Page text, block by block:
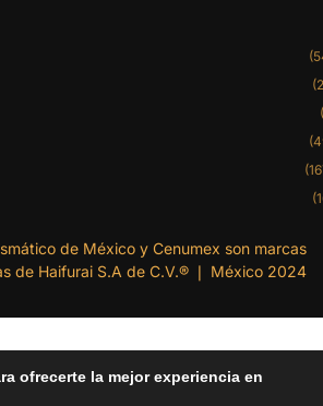
de México y Cenumex son marcas
de Haifurai S.A de C.V.® ❘ México 2024
ofrecerte la mejor experiencia en